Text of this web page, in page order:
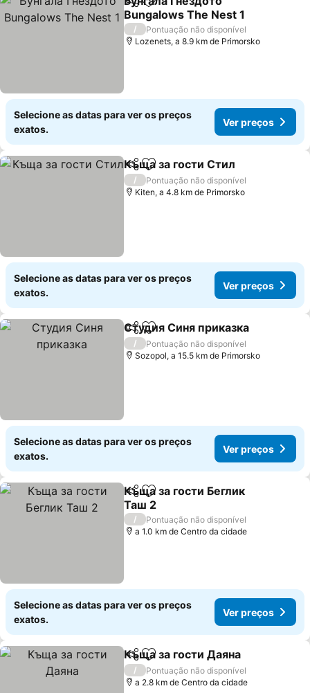
PartilharAdicionar aos favoritos
Bungalows The Nest 1
/
Pontuação não disponível
Lozenets, a 8.9 km de Primorsko
Selecione as datas para ver os preços
exatos.
Ver preços
PartilharAdicionar aos favoritos
Къща за гости Стил
/
Pontuação não disponível
Kiten, a 4.8 km de Primorsko
Selecione as datas para ver os preços
exatos.
Ver preços
PartilharAdicionar aos favoritos
Студия Синя приказка
/
Pontuação não disponível
Sozopol, a 15.5 km de Primorsko
Selecione as datas para ver os preços
exatos.
Ver preços
PartilharAdicionar aos favoritos
Къща за гости Беглик
Таш 2
/
Pontuação não disponível
a 1.0 km de Centro da cidade
Selecione as datas para ver os preços
exatos.
Ver preços
PartilharAdicionar aos favoritos
Къща за гости Даяна
/
Pontuação não disponível
a 2.8 km de Centro da cidade